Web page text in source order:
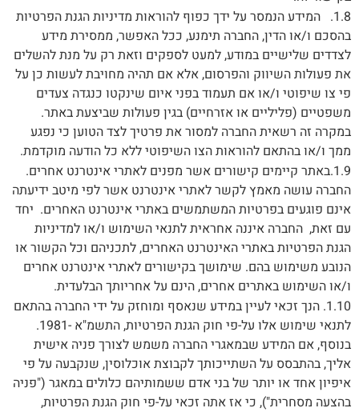
1.8. המידע הנמסר על ידך כפוף להוראות מדיניות הגנת הפרטיות
בהסכם ו/או הדין, החברה תימנע, ככל האפשר, ממסירת מידע
לצדדים שלישיים במודע, למעט לספקים וזאת רק על מנת להשלים
את פעולות השיווק והפרסום, אלא אם תהיה מחויבת לעשות כן על
פי צו שיפוטי ו/או אם תעמוד בפני איום שינקטו כנגדה צעדים
משפטיים (פליליים או אזרחיים) בגין פעולות שביצעת באתר.
במקרה זה רשאית החברה למסור את פרטיך לצד הטוען כי נפגע
ממך ו/או בהתאם להוראות הצו השיפוטי ללא כל הודעה מוקדמת.
1.9.באתר קיימים קישורים אשר מפנים לאתרי אינטרנט אחרים.
החברה עושה מאמץ לקשר לאתרי אינטרנט אשר לפי מיטב ידיעתה
אינם פוגעים בפרטיות המשתמשים באתרי אינטרנט האחרים. יחד
עם זאת, החברה איננה אחראית לתנאי השימוש ו/או למדיניות
הגנת הפרטיות באתרי האינטרנט האחרים, לתכניהם וכל הקשור או
הנובע משימוש בהם. שימושך בקישורים לאתרי אינטרנט אחרים
ו/או השימוש באתרים אחרים, הינם על אחריותך הבלעדית.
1.10. הנך זכאי לעיין במידע שנאסף ומוחזק על ידי החברה בהתאם
לתנאי שימוש אלו על-פי חוק הגנת הפרטיות, התשמ"א -1981.
בנוסף, אם המידע שבמאגרי החברה משמש לצורך פניה אישית
אליך, בהתבסס על השתייכותך לקבוצת אוכלוסין, שנקבעה על פי
איפיון אחד או יותר של בני אדם ששמותיהם כלולים במאגר ("פניה
בהצעה מסחרית"), כי אז אתה זכאי על-פי חוק הגנת הפרטיות,